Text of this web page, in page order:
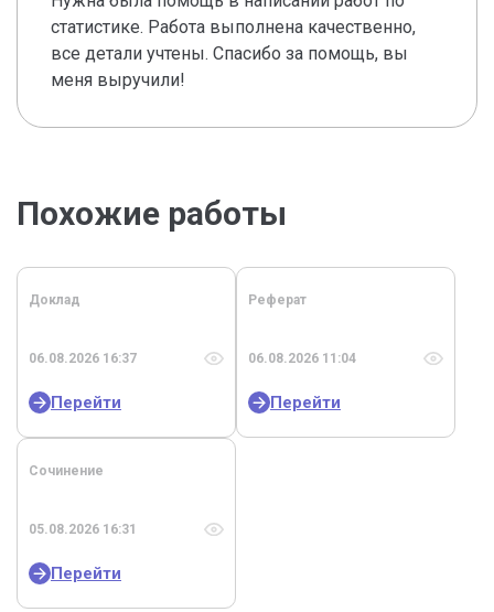
статистике. Работа выполнена качественно,
все детали учтены. Спасибо за помощь, вы
меня выручили!
Похожие работы
Доклад
06.08.2026 16:37
Перейти
Реферат
06.08.2026 11:04
Перейти
Сочинение
05.08.2026 16:31
Перейти